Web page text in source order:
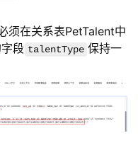
须在关系表PetTalent中
段 talentType 保持一